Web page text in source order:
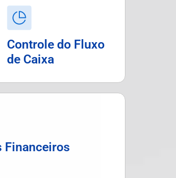
Controle do Fluxo
de Caixa
Financeiros